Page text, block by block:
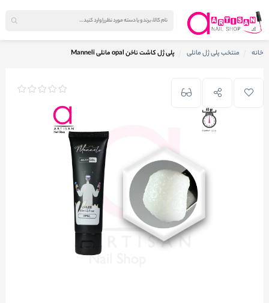
خانه منتخب پلی ژل مانلی پلی ژل کاشت ناخن opal مانلی Manneli